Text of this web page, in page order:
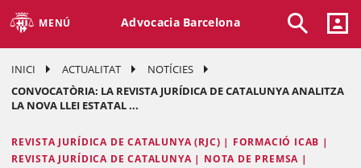
MENÚ Advocacia Barcelona
INICI ACTUALITAT
NOTÍCIES
CONVOCATÒRIA: LA REVISTA JURÍDICA DE CATALUNYA ANALITZA
LA NOVA LLEI ESTATAL ...
REVISTA JURÍDICA DE CATALUNYA (RJC) | FORMACIÓ ICAB |
REVISTA JURÍDICA DE CATALUNYA | NOTA DE PREMSA |